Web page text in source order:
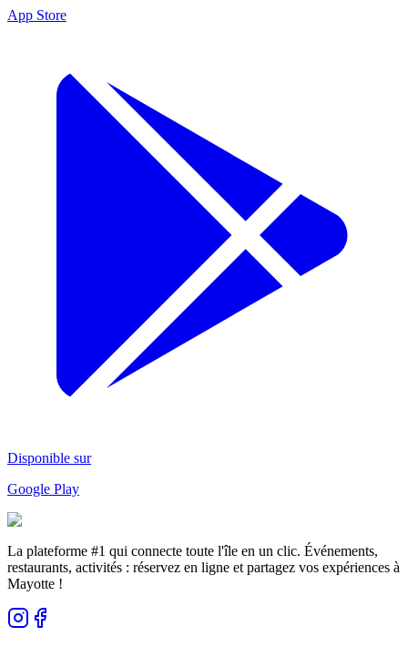
App Store
Disponible sur
Google Play
La plateforme #1 qui connecte toute l'île en un clic. Événements,
restaurants, activités : réservez en ligne et partagez vos expériences à
Mayotte !